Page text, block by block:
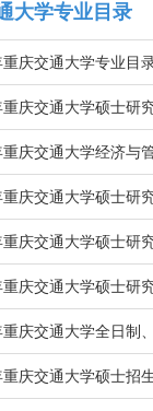
大学专业目录
庆交通大学专业目
庆交通大学硕士研
庆交通大学经济与
庆交通大学硕士研
庆交通大学硕士研
庆交通大学硕士研
庆交通大学全日制
庆交通大学硕士招